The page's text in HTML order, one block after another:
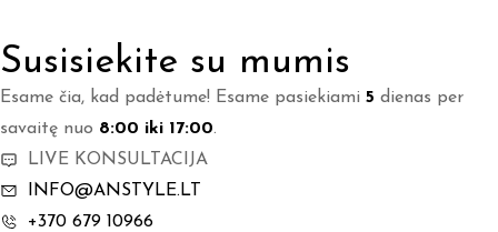
Susisiekite su mumis
Esame čia, kad padėtume! Esame pasiekiami 5 dienas per
savaitę nuo 8:00 iki 17:00.
LIVE KONSULTACIJA
INFO@ANSTYLE.LT
+370 679 10966